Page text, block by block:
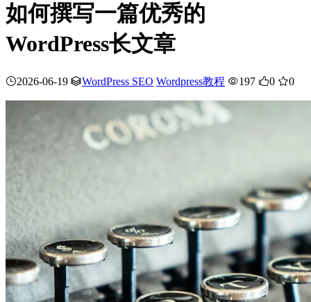
如何撰写一篇优秀的
WordPress长文章
2026-06-19 WordPress SEO Wordpress教程 197 0 0